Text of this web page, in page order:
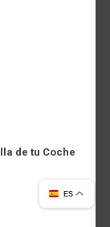
de tu Coche
ES